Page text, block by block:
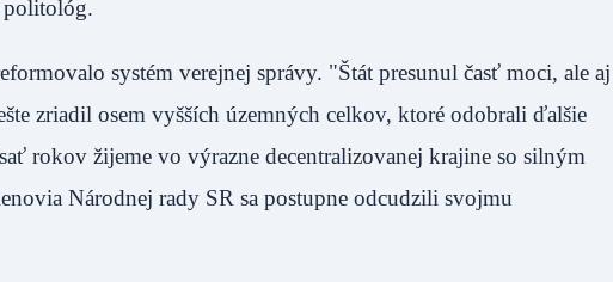
politológ.
systém verejnej správy. "Štát presunul časť moci, ale aj
zriadil osem vyšších územných celkov, ktoré odobrali ďalšie
rokov žijeme vo výrazne decentralizovanej krajine so silným
Národnej rady SR sa postupne odcudzili svojmu